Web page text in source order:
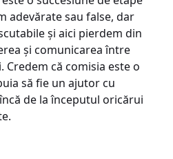
adevărate sau false, dar
și aici pierdem din
și comunicarea între
că comisia este o
să fie un ajutor cu
de la începutul oricărui